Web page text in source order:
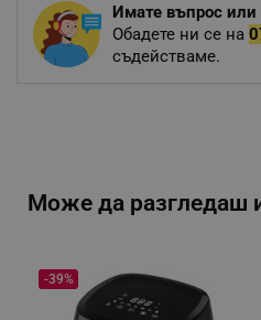
Имате въпрос
Обадете ни се на
съдействаме.
Може да разгледаш
-39%